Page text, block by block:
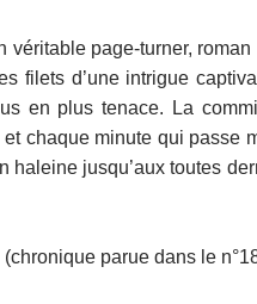
véritable page-turner,
filets d’une intrigue
en plus tenace. La
chaque minute qui passe
haleine jusqu’aux toutes
(chronique parue dans le